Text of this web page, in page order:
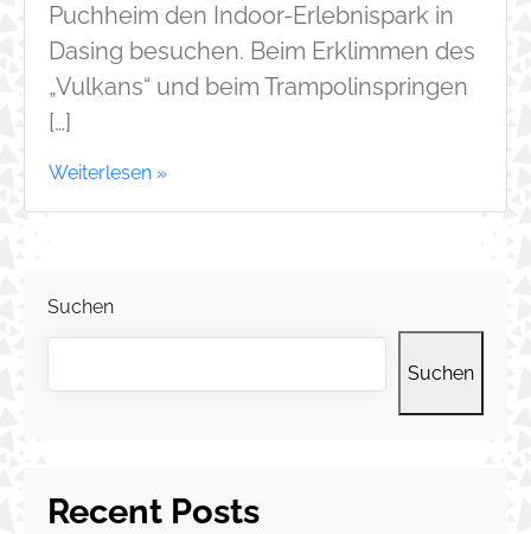
Puchheim den Indoor-Erlebnispark in
Dasing besuchen. Beim Erklimmen des
„Vulkans“ und beim Trampolinspringen
[…]
Weiterlesen »
Suchen
Suchen
Recent Posts